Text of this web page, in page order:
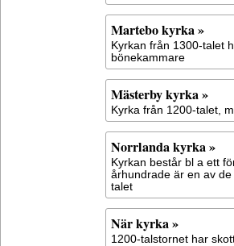
Martebo kyrka »
Kyrkan från 1300-talet
bönekammare
Mästerby kyrka »
Kyrka från 1200-talet,
Norrlanda kyrka »
Kyrkan består bl a ett
århundrade är en av
talet
När kyrka »
1200-talstornet har